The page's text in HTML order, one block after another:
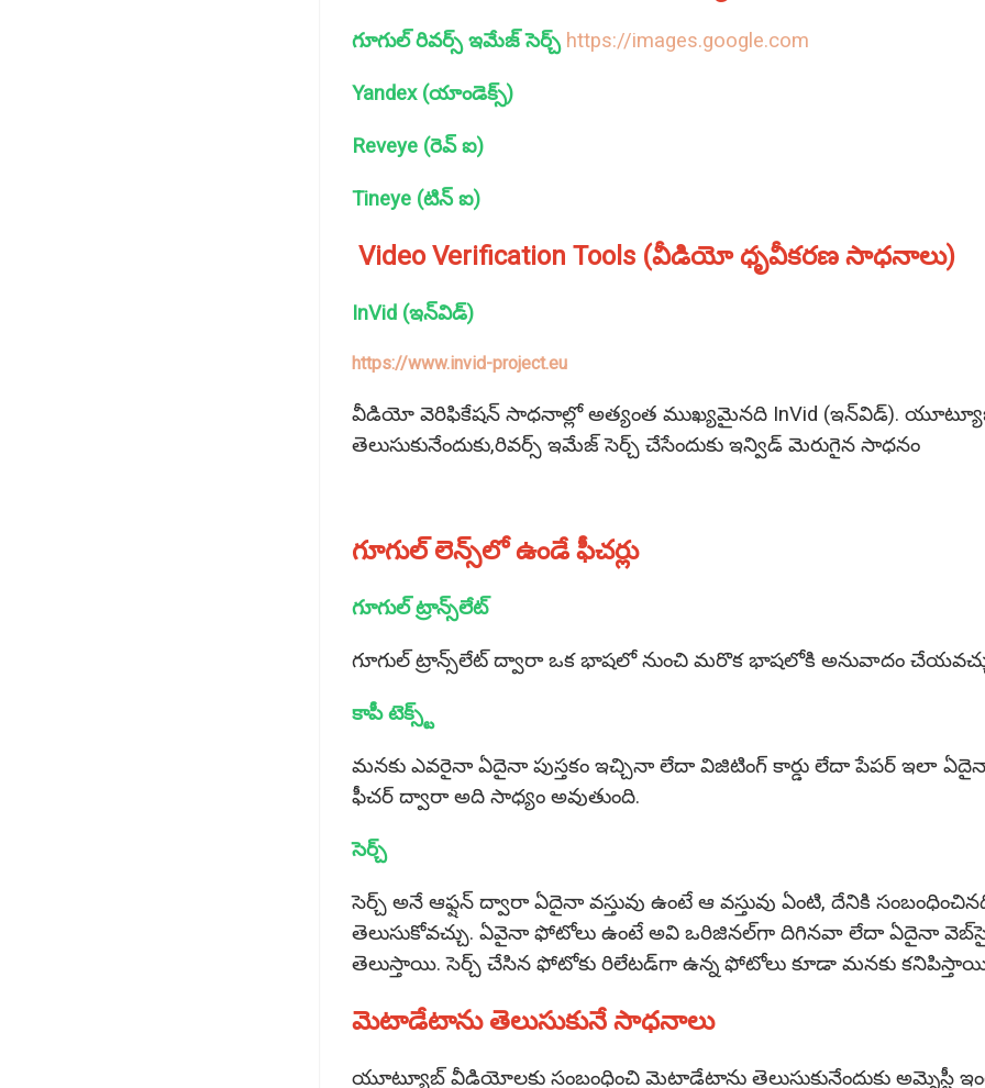
గూగుల్‌ రివర్స్‌ ఇమేజ్‌ సెర్చ్‌ https://images.google.com
Yandex (యాండెక్స్)
Reveye (రెవ్‌ ఐ)
Tineye (టిన్‌ ఐ)
Video Verification Tools (వీడియో ధృవీకరణ సాధనాలు)
InVid (ఇన్‌విడ్‌)
https://www.invid-project.eu
వీడియో వెరిఫికేషన్‌ సాధనాల్లో అత్యంత ముఖ్యమైనది InVid (ఇన్‌విడ్‌).
తెలుసుకునేందుకు,రివర్స్‌ ఇమేజ్‌ సెర్చ్‌ చేసేందుకు ఇన్విడ్‌ మెరుగైన సాధనం
గూగుల్‌ లెన్స్‌లో ఉండే ఫీచర్లు
గూగుల్‌ ట్రాన్స్‌లేట్‌
గూగుల్‌ ట్రాన్స్‌లేట్‌ ద్వారా ఒక భాషలో నుంచి మరొక భాషలోకి అనువాదం
కాపీ టెక్స్ట్‌
మనకు ఎవరైనా ఏదైనా పుస్తకం ఇచ్చినా లేదా విజిటింగ్‌ కార్డు లేదా పేపర్‌ ఇలా
ఫీచర్‌ ద్వారా అది సాధ్యం అవుతుంది.
సెర్చ్‌
సెర్చ్‌ అనే ఆఫ్షన్‌ ద్వారా ఏదైనా వస్తువు ఉంటే ఆ వస్తువు ఏంటి, దేనికి
తెలుసుకోవచ్చు. ఏవైనా ఫోటోలు ఉంటే అవి ఒరిజినల్‌గా దిగినవా లేదా ఏదైనా
తెలుస్తాయి. సెర్చ్‌ చేసిన ఫోటోకు రిలేటడ్‌గా ఉన్న ఫోటోలు కూడా మనకు
మెటాడేటాను తెలుసుకునే సాధనాలు
యూట్యూబ్‌ వీడియోలకు సంబంధించి మెటాడేటాను తెలుసుకునేందుకు అమ్నెస్టీ